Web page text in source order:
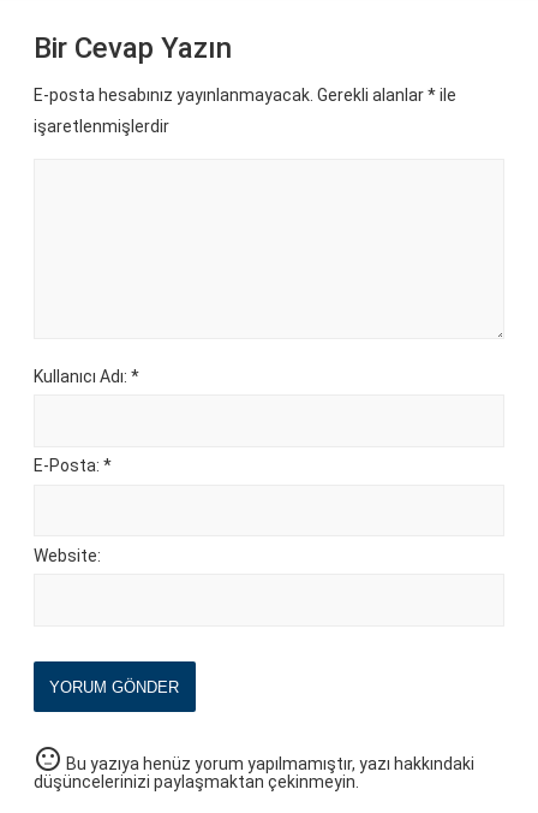
Bir Cevap Yazın
E-posta hesabınız yayınlanmayacak. Gerekli alanlar*ile
işaretlenmişlerdir
Kullanıcı Adı: *
E-Posta: *
Website:
YORUM GÖNDER
sentiment_neutral Bu yazıya henüz yorum yapılmamıştır, yazı hakkındaki
düşüncelerinizi paylaşmaktan çekinmeyin.